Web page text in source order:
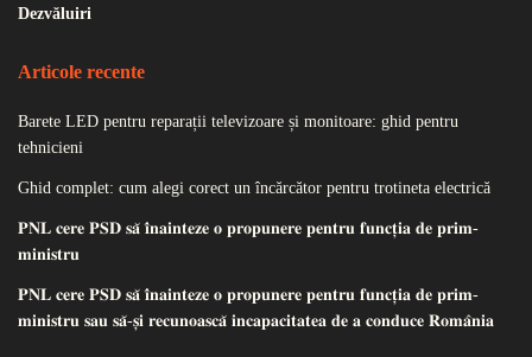
Dezvăluiri
Articole recente
Barete LED pentru reparații televizoare și monitoare: ghid pentru
tehnicieni
Ghid complet: cum alegi corect un încărcător pentru trotineta electrică
𝐏𝐍𝐋 𝐜𝐞𝐫𝐞 𝐏𝐒𝐃 𝐬𝐚̆ 𝐢̂𝐧𝐚𝐢𝐧𝐭𝐞𝐳𝐞 𝐨 𝐩𝐫𝐨𝐩𝐮𝐧𝐞𝐫𝐞 𝐩𝐞𝐧𝐭𝐫𝐮 𝐟𝐮𝐧𝐜𝐭̦𝐢𝐚 𝐝𝐞 𝐩𝐫𝐢𝐦-
𝐦𝐢𝐧𝐢𝐬𝐭𝐫𝐮
𝐏𝐍𝐋 𝐜𝐞𝐫𝐞 𝐏𝐒𝐃 𝐬𝐚̆ 𝐢̂𝐧𝐚𝐢𝐧𝐭𝐞𝐳𝐞 𝐨 𝐩𝐫𝐨𝐩𝐮𝐧𝐞𝐫𝐞 𝐩𝐞𝐧𝐭𝐫𝐮 𝐟𝐮𝐧𝐜𝐭̦𝐢𝐚 𝐝𝐞 𝐩𝐫𝐢𝐦-
𝐦𝐢𝐧𝐢𝐬𝐭𝐫𝐮 𝐬𝐚𝐮 𝐬𝐚̆-𝐬̦𝐢 𝐫𝐞𝐜𝐮𝐧𝐨𝐚𝐬𝐜𝐚̆ 𝐢𝐧𝐜𝐚𝐩𝐚𝐜𝐢𝐭𝐚𝐭𝐞𝐚 𝐝𝐞 𝐚 𝐜𝐨𝐧𝐝𝐮𝐜𝐞 𝐑𝐨𝐦𝐚̂𝐧𝐢𝐚